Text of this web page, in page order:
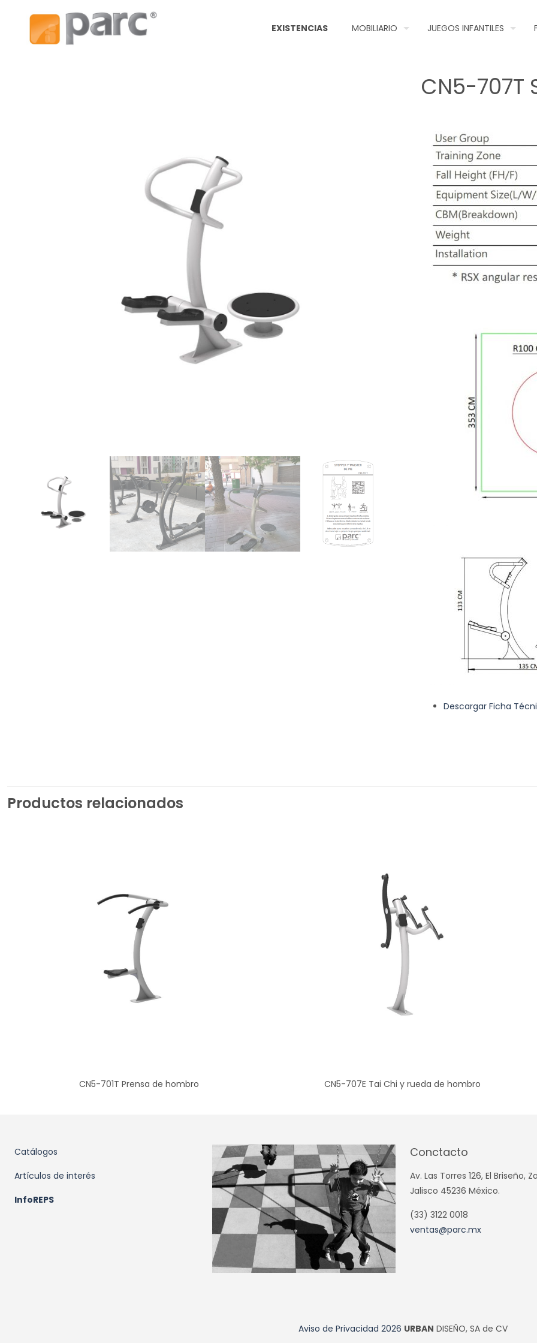
EXISTENCIAS MOBILIARIO JUEGOS INFANTILES
CN5-707T
Descargar Ficha
Productos relacionados
CN5-701T Prensa de hombro CN5-707E Tai Chi y rueda de hombro
Catálogos
Artículos de interés
InfoREPS
Conctacto
Av. Las Torres 126, El Briseño,
Jalisco 45236 México.
(33) 3122 0018
ventas@parc.mx
Aviso de Privacidad 2026 URBAN DISEÑO, SA de CV